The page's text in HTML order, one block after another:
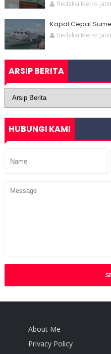
Redaksi Metro
Kapal Cepat
Redaksi Metro
ARSIP BERITA
HUBUNGI KAMI
About Me
Privacy Policy